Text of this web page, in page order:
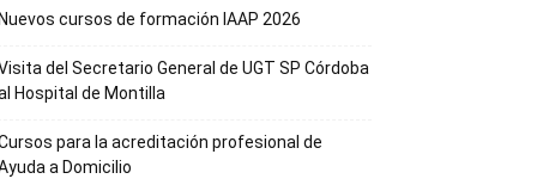
Nuevos cursos de formación IAAP 2026
del Secretario General de UGT SP Córdoba
Hospital de Montilla
para la acreditación profesional de
a Domicilio